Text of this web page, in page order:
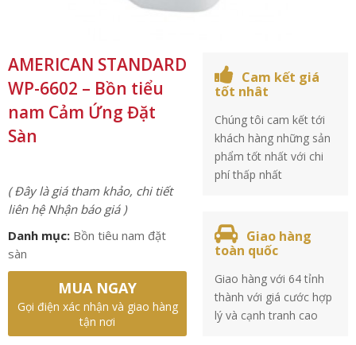
AMERICAN STANDARD
WP-6602 – Bồn tiểu
nam Cảm Ứng Đặt
Sàn
( Đây là giá tham khảo, chi tiết
liên hệ Nhận báo giá )
Danh mục: Bồn tiêu nam đặt
sàn
MUA NGAY
Gọi điện xác nhận và giao hàng
tận nơi
Cam kết giá
tốt nhât
Chúng tôi cam kết tới
khách hàng những sản
phẩm tốt nhất với chi
phí thấp nhất
Giao hàng
toàn quốc
Giao hàng với 64 tỉnh
thành với giá cước hợp
lý và cạnh tranh cao